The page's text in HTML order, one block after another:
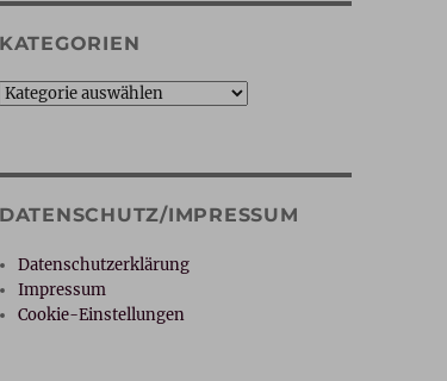
KATEGORIEN
Kategorien
DATENSCHUTZ/IMPRESSUM
Datenschutzerklärung
Impressum
Cookie-Einstellungen